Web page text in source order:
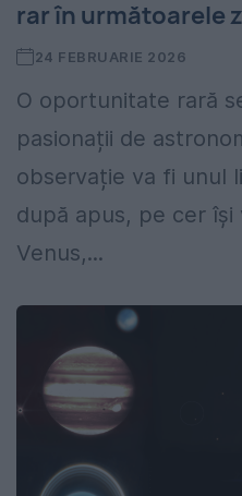
rar în următoarele
24 FEBRUARIE 2026
O oportunitate rară
pasionații de
observație va fi unul
după apus, pe cer își
Venus,...